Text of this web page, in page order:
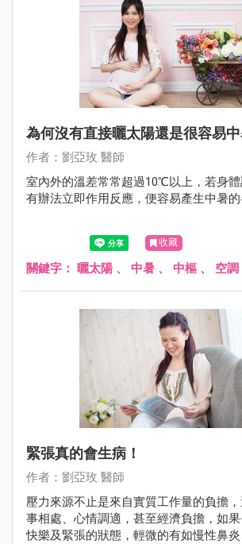
為何沒有直接曬太陽還是很容易中
作者：劉亞玫 醫師
室內外的溫差常常超過10℃以上，若身
有辦法立即作用反應，便容易產生中暑的
收藏
關鍵字： 曬太陽 、 中暑 、 中樞 、 空調
緊張真的會生病！
作者：劉亞玫 醫師
壓力來源不止是來自實質工作量的負擔
事相處、心情調適，甚至經濟負擔，如
快樂及緊張的狀態，輕微的有如慢性鼻炎